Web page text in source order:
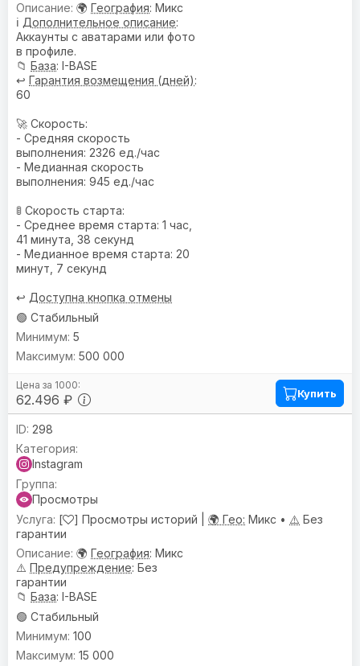
🌍 География: Микс
ℹ️ Дополнительное описание:
Аккаунты с аватарами или фото
в профиле.
📁 База: I-BASE
↩️ Гарантия возмещения (дней):
60
🚀 Скорость:
- Средняя скорость
выполнения: 2326 ед./час
- Медианная скорость
выполнения: 945 ед./час
🚦 Скорость старта:
- Среднее время старта: 1 час,
41 минута, 38 секунд
- Медианное время старта: 20
минут, 7 секунд
↩️ Доступна кнопка отмены
🟢 Стабильный
62.496 ₽
5
500 000
Купить
298
Instagram
Просмотры
[
] Просмотры историй | 🌍 Гео: Микс • ⚠️ Без
гарантии
🌍 География: Микс
⚠️ Предупреждениe: Без
гарантии
📁 База: I-BASE
🟢 Стабильный
100
15 000